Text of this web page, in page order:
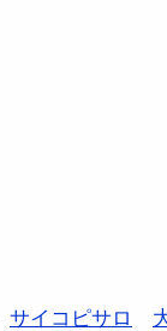
サイコピサロ